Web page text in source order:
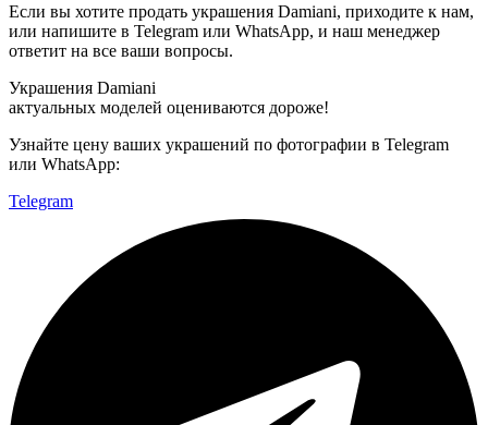
Если вы хотите продать украшения Damiani, приходите к нам,
или напишите в Telegram или WhatsApp, и наш менеджер
ответит на все ваши вопросы.
Украшения Damiani
актуальных моделей оцениваются дороже!
Узнайте цену ваших украшений по фотографии в Telegram
или WhatsApp:
Telegram